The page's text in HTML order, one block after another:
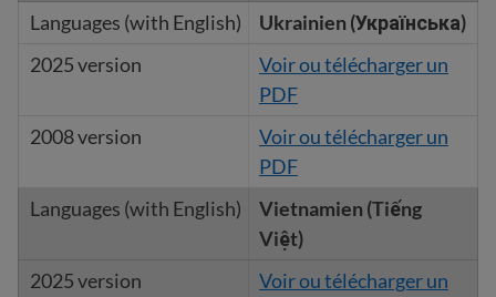
Ukrainien (Українська)
Voir ou télécharger un
PDF
Voir ou télécharger un
PDF
Vietnamien (Tiếng
Việt)
Voir ou télécharger un